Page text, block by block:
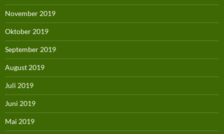
November 2019
Oktober 2019
September 2019
August 2019
Juli 2019
Juni 2019
Mai 2019